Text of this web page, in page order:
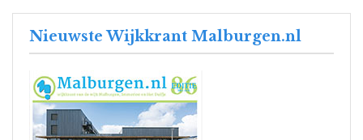
Nieuwste Wijkkrant Malburgen.nl